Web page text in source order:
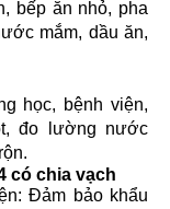
bếp ăn nhỏ, pha
mắm, dầu ăn,
học, bệnh viện,
đo lường nước
có chia vạch
Đảm bảo khẩu